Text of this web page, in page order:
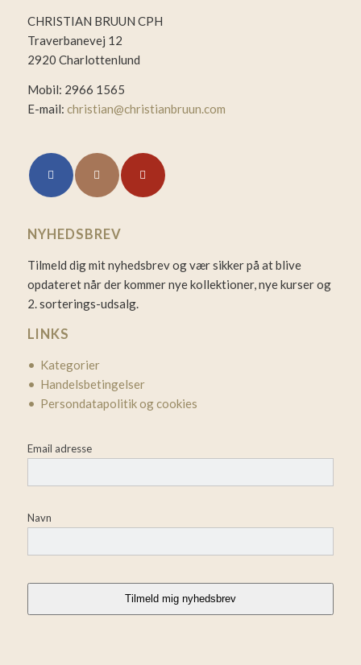
CHRISTIAN BRUUN CPH
Traverbanevej 12
2920 Charlottenlund
Mobil: 2966 1565
E-mail: christian@christianbruun.com
NYHEDSBREV
Tilmeld dig mit nyhedsbrev og vær sikker på at blive
opdateret når der kommer nye kollektioner, nye kurser og
2. sorterings-udsalg.
LINKS
• Kategorier
• Handelsbetingelser
• Persondatapolitik og cookies
Email adresse
Navn
Tilmeld mig nyhedsbrev